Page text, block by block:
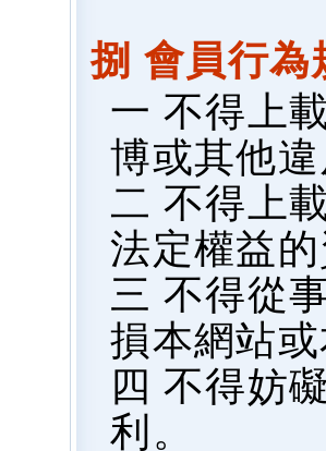
捌 會員行為
一 不得上
博或其他
二 不得上
法定權益的
三 不得從
損本網站
四 不得妨
利。